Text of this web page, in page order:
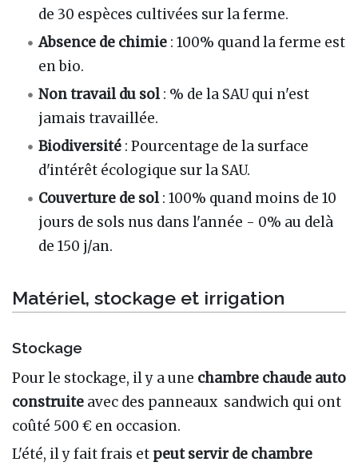
de 30 espèces cultivées sur la ferme.
Absence de chimie : 100% quand la ferme est
en bio.
Non travail du sol: % de la SAU qui n'est
jamais travaillée.
Biodiversité : Pourcentage de la surface
d'intérêt écologique sur la SAU.
Couverture de sol: 100% quand moins de 10
jours de sols nus dans l'année - 0% au delà
de 150 j/an.
Matériel, stockage et irrigation
Stockage
Pour le stockage, il y a une chambre chaude auto
construite avec des panneaux sandwich qui ont
coûté 500 € en occasion.
L'été, il y fait frais et peut servir de chambre